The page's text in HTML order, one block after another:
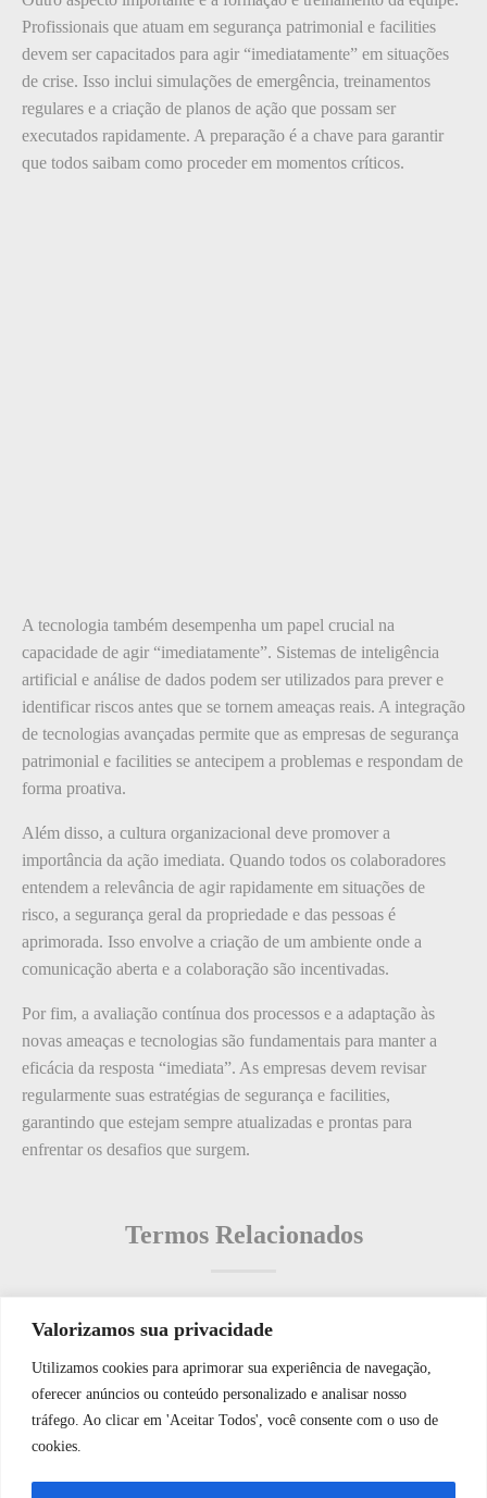
Valorizamos sua privacidade
Utilizamos cookies para aprimorar sua experiência de navegação,
oferecer anúncios ou conteúdo personalizado e analisar nosso
tráfego. Ao clicar em 'Aceitar Todos', você consente com o uso de
cookies.
Profissionais que atuam em segurança patrimonial e facilities
devem ser capacitados para agir “imediatamente” em situações
de crise. Isso inclui simulações de emergência, treinamentos
regulares e a criação de planos de ação que possam ser
executados rapidamente. A preparação é a chave para garantir
que todos saibam como proceder em momentos críticos.
A tecnologia também desempenha um papel crucial na
capacidade de agir “imediatamente”. Sistemas de inteligência
artificial e análise de dados podem ser utilizados para prever e
identificar riscos antes que se tornem ameaças reais. A integração
de tecnologias avançadas permite que as empresas de segurança
patrimonial e facilities se antecipem a problemas e respondam de
forma proativa.
Além disso, a cultura organizacional deve promover a
importância da ação imediata. Quando todos os colaboradores
entendem a relevância de agir rapidamente em situações de
risco, a segurança geral da propriedade e das pessoas é
aprimorada. Isso envolve a criação de um ambiente onde a
comunicação aberta e a colaboração são incentivadas.
Por fim, a avaliação contínua dos processos e a adaptação às
novas ameaças e tecnologias são fundamentais para manter a
eficácia da resposta “imediata”. As empresas devem revisar
regularmente suas estratégias de segurança e facilities,
garantindo que estejam sempre atualizadas e prontas para
enfrentar os desafios que surgem.
Termos Relacionados
Termos populares
O que é: zap de alerta
O que é: Ficha de Ocorrências?
WhatsApp JF Tech
Vamos conversar e descobrir como